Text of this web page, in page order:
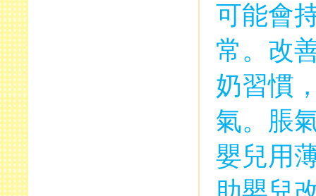
可能會
常。改
奶習慣
氣。脹
嬰兒用